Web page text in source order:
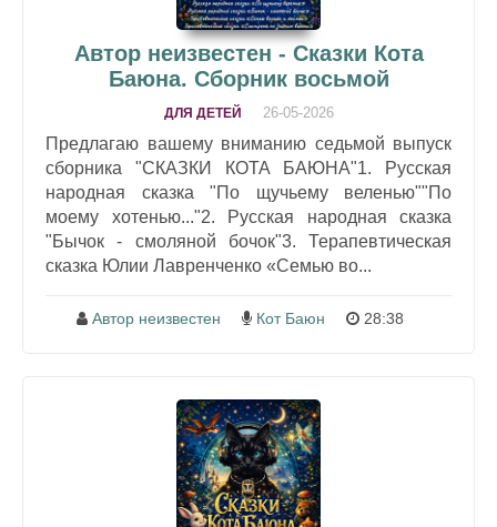
Автор неизвестен - Сказки Кота
Баюна. Сборник восьмой
ДЛЯ ДЕТЕЙ 26-05-2026
Предлагаю вашему вниманию седьмой выпуск
сборника "СКАЗКИ КОТА БАЮНА"1. Русская
народная сказка "По щучьему веленью""По
моему хотенью..."2. Русская народная сказка
"Бычок - смоляной бочок"3. Терапевтическая
сказка Юлии Лавренченко «Семью во...
Автор неизвестен Кот Баюн 28:38